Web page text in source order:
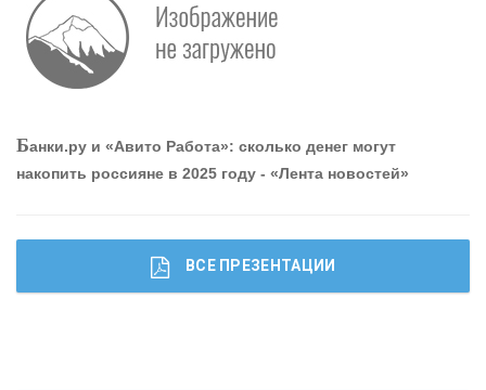
Работа мечты. Что банки делают для того, чтобы
привлечь и удержать персонал - «Интервью»
Банки.ру и «Авито Работа»: сколько денег могут
накопить россияне в 2025 году - «Лента новостей»
ВСЕ ПРЕЗЕНТАЦИИ